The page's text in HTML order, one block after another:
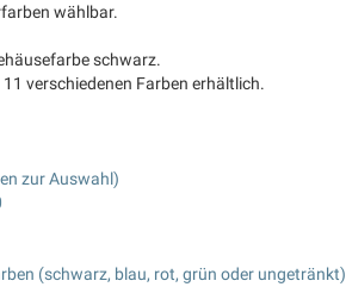
wählbar.
schwarz.
verschiedenen Farben erhältlich.
zur Auswahl)
(schwarz, blau, rot, grün oder ungetränkt)